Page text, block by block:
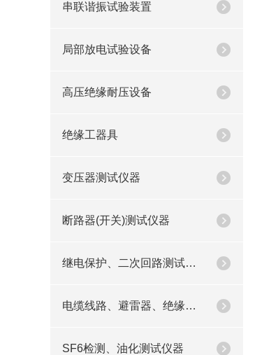
串联谐振试验装置
局部放电试验设备
高压绝缘耐压设备
绝缘工器具
变压器测试仪器
断路器(开关)测试仪器
继电保护、二次回路测试仪器
电缆线路、避雷器、绝缘子测试仪器
SF6检测、油化测试仪器